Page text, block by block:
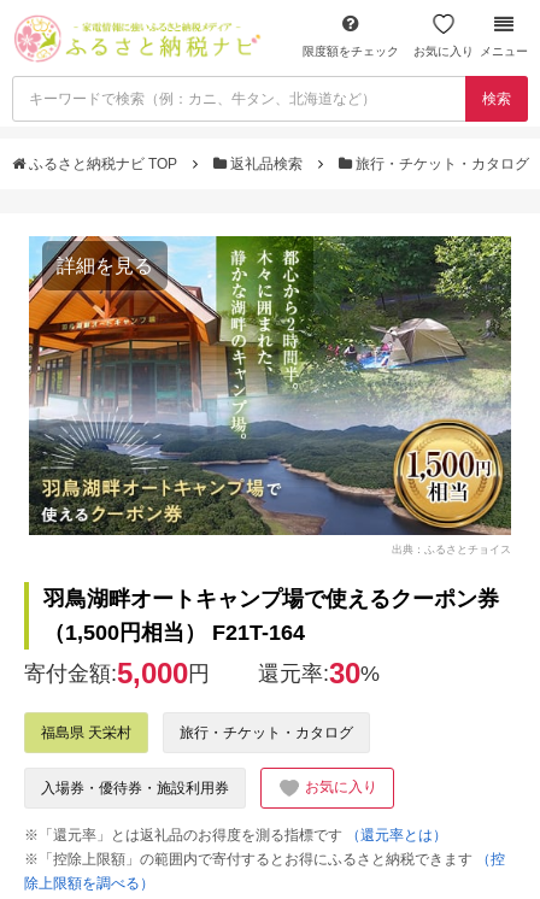
限度額をチェック お気に入り メニュー
検索
ふるさと納税ナビ TOP 返礼品検索 旅行・チケット・カタログ
詳細を見る
出典：ふるさとチョイス
羽鳥湖畔オートキャンプ場で使えるクーポン券
（1,500円相当） F21T-164
寄付金額:5,000円 還元率:30%
福島県 天栄村 旅行・チケット・カタログ
入場券・優待券・施設利用券 お気に入り
※「還元率」とは返礼品のお得度を測る指標です
（還元率とは）
※「控除上限額」の範囲内で寄付するとお得にふるさと納税できます
（控
除上限額を調べる）